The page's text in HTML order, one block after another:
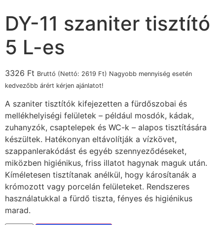
DY-11 szaniter tisztító
5 L-es
3326 Ft Bruttó (Nettó: 2619 Ft) Nagyobb mennyiség esetén
kedvezőbb árért kérjen ajánlatot!
A szaniter tisztítók kifejezetten a fürdőszobai és
mellékhelyiségi felületek – például mosdók, kádak,
zuhanyzók, csaptelepek és WC-k – alapos tisztítására
készültek. Hatékonyan eltávolítják a vízkövet,
szappanlerakódást és egyéb szennyeződéseket,
miközben higiénikus, friss illatot hagynak maguk után.
Kíméletesen tisztítanak anélkül, hogy károsítanák a
krómozott vagy porcelán felületeket. Rendszeres
használatukkal a fürdő tiszta, fényes és higiénikus
marad.